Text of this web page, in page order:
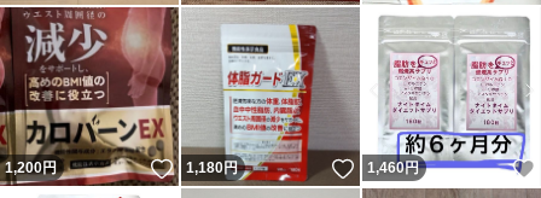
1,200円 いいね！
1,180円 いいね！
1,460円